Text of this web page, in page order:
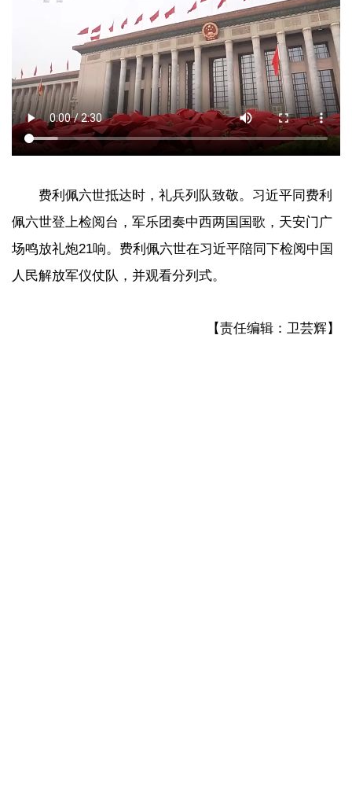
费利佩六世抵达时，礼兵列队致敬。习近平同费利
佩六世登上检阅台，军乐团奏中西两国国歌，天安门广
场鸣放礼炮21响。费利佩六世在习近平陪同下检阅中国
人民解放军仪仗队，并观看分列式。
【责任编辑：卫芸辉】